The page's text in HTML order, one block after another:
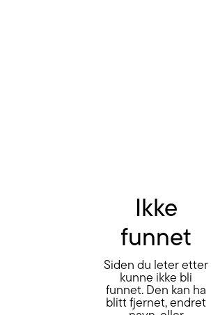
Ikke
funnet
Siden du leter etter
kunne ikke bli
funnet. Den kan ha
blitt fjernet, endret